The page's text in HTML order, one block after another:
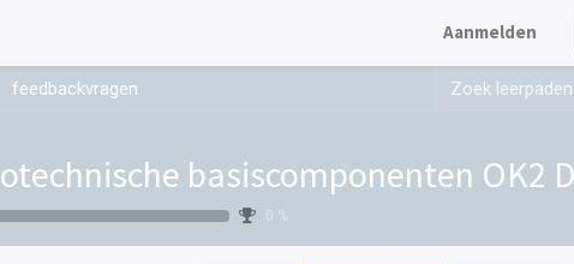
Aanmelden
feedbackvragen
basiscomponenten OK2
0 %